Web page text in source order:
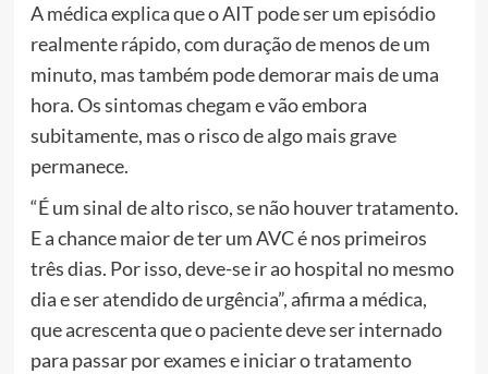
A médica explica que o AIT pode ser um episódio
realmente rápido, com duração de menos de um
minuto, mas também pode demorar mais de uma
hora. Os sintomas chegam e vão embora
subitamente, mas o risco de algo mais grave
permanece.
“É um sinal de alto risco, se não houver tratamento.
E a chance maior de ter um AVC é nos primeiros
três dias. Por isso, deve-se ir ao hospital no mesmo
dia e ser atendido de urgência”, afirma a médica,
que acrescenta que o paciente deve ser internado
para passar por exames e iniciar o tratamento